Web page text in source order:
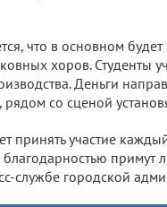
что в основном
хоров. Студенты
Деньги
рядом со сценой
принять участие
благодарностью
службе городской